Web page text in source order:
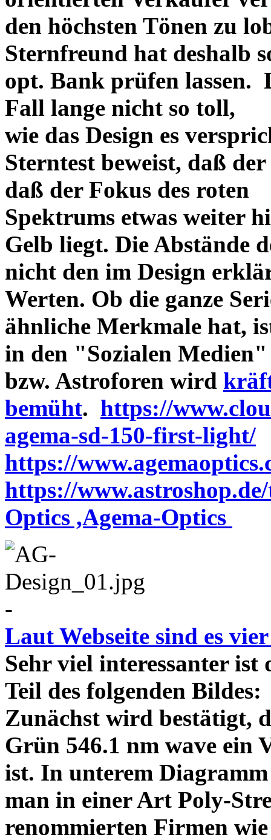
den höchsten Tönen zu
Sternfreund hat deshalb
opt. Bank prüfen lassen.
Fall lange nicht so toll,
wie das Design es
Sterntest beweist, daß
daß der Fokus des roten
Spektrums etwas weiter
Gelb liegt. Die Abstände
nicht den im Design
Werten. Ob die ganze
ähnliche Merkmale hat,
in den "Sozialen Medien"
bzw. Astroforen wird
bemüht. https://
agema-sd-150-first-light/
https://
https://
Optics ,Agema-Optics
-
Laut Webseite sind es
Sehr viel interessanter
Teil des folgenden
Zunächst wird bestätigt,
Grün 546.1 nm wave ein
ist. In unterem
man in einer Art Poly-
renommierten Firmen